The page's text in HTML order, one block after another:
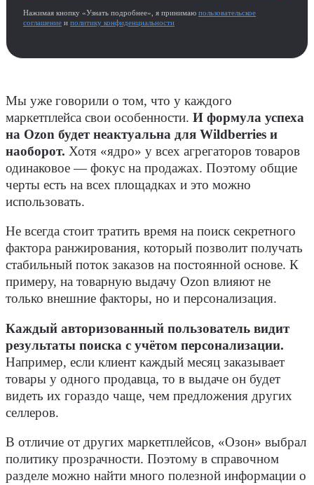
Нажимая кнопку «Узнать подробнее», я принимаю пользовательское
соглашение и политику конфиденциальности
Мы уже говорили о том, что у каждого
маркетплейса свои особенности. И формула успеха
на Ozon будет неактуальна для Wildberries и
наоборот. Хотя «ядро» у всех агрегаторов товаров
одинаковое — фокус на продажах. Поэтому общие
черты есть на всех площадках и это можно
использовать.
Не всегда стоит тратить время на поиск секретного
фактора ранжирования, который позволит получать
стабильный поток заказов на постоянной основе. К
примеру, на товарную выдачу Ozon влияют не
только внешние факторы, но и персонализация.
Каждый авторизованный пользователь видит
результаты поиска с учётом персонализации.
Например, если клиент каждый месяц заказывает
товары у одного продавца, то в выдаче он будет
видеть их гораздо чаще, чем предложения других
селлеров.
В отличие от других маркетплейсов, «Озон» выбрал
политику прозрачности. Поэтому в справочном
разделе можно найти много полезной информации о